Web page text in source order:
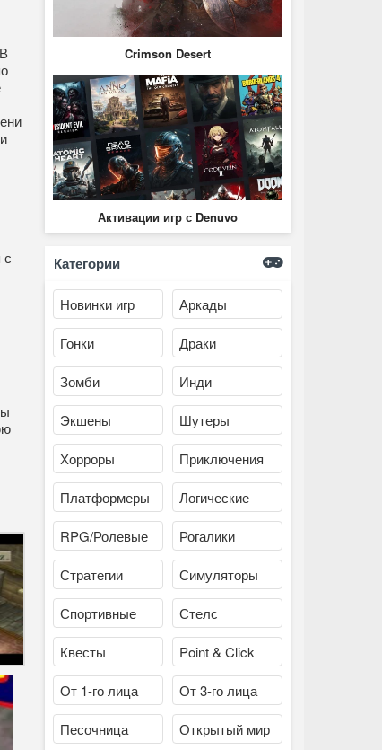
с
Crimson Desert
Активации игр с Denuvo
Категории
Новинки игр Аркады
Гонки Драки
Зомби Инди
Экшены Шутеры
Хорроры Приключения
Платформеры Логические
RPG/Ролевые Рогалики
Стратегии Симуляторы
Спортивные Стелс
Квесты Point & Click
От 1-го лица От 3-го лица
Песочница Открытый мир